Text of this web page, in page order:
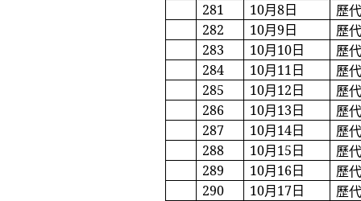
281
10月8日
歷
282
10月9日
歷
283
10月10日
歷
284
10月11日
歷
285
10月12日
歷
286
10月13日
歷
287
10月14日
歷
288
10月15日
歷
289
10月16日
歷
290
10月17日
歷